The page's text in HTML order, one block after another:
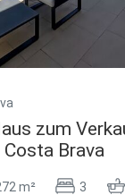
zum
Costa Brava
m² 3